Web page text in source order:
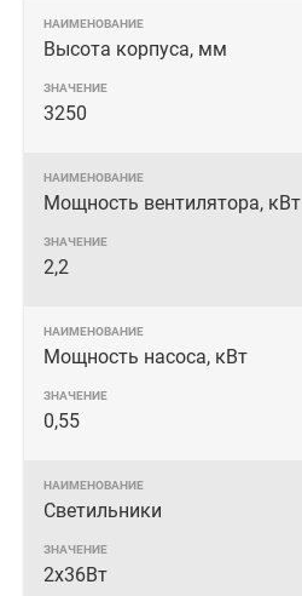
Высота корпуса, мм
3250
Мощность вентилятора, кВт
2,2
Мощность насоса, кВт
0,55
Светильники
2х36Вт